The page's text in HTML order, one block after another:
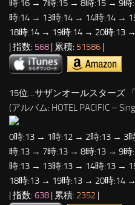
時:16 → 7時:15 → 8時:15 → 9
時:14 → 13時:14 → 14時:14 →
18時:14 → 19時:14 → 20時:13
| 指数: 568 | 累積: 51586
15位…サザンオールスターズ 「
(アルバム: HOTEL PACIFIC –
0時:13 → 1時:12 → 2時:13 → 3
時:13 → 7時:13 → 8時:13 → 9
時:13 → 13時:13 → 14時:13 →
18時:13 → 19時:13 → 20時:14
| 指数: 638 | 累積: 2352 |